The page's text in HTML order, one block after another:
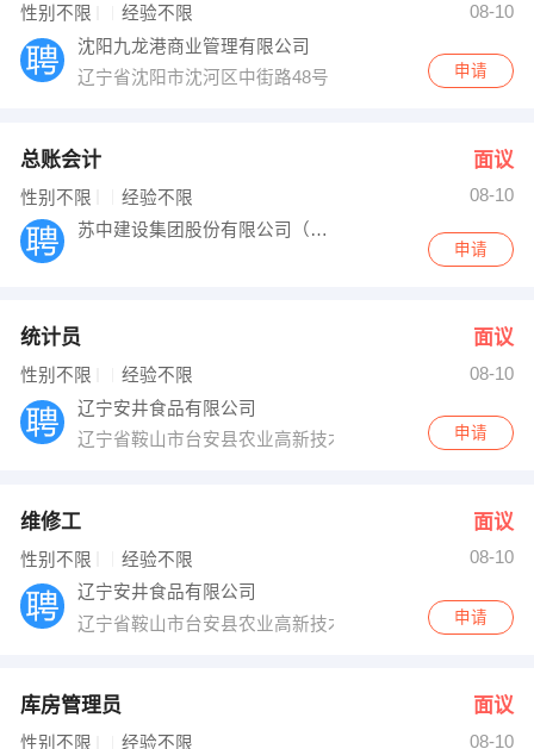
性别不限 经验不限
08-10
沈阳九龙港商业管理有限公司
辽宁省沈阳市沈河区中街路48号
申请
总账会计 面议
性别不限 经验不限
08-10
苏中建设集团股份有限公司（驻沈阳、长春工
申请
统计员 面议
性别不限 经验不限
08-10
辽宁安井食品有限公司
辽宁省鞍山市台安县农业高新技术产业区
申请
维修工 面议
性别不限 经验不限
08-10
辽宁安井食品有限公司
辽宁省鞍山市台安县农业高新技术产业区
申请
库房管理员 面议
性别不限 经验不限 08-10